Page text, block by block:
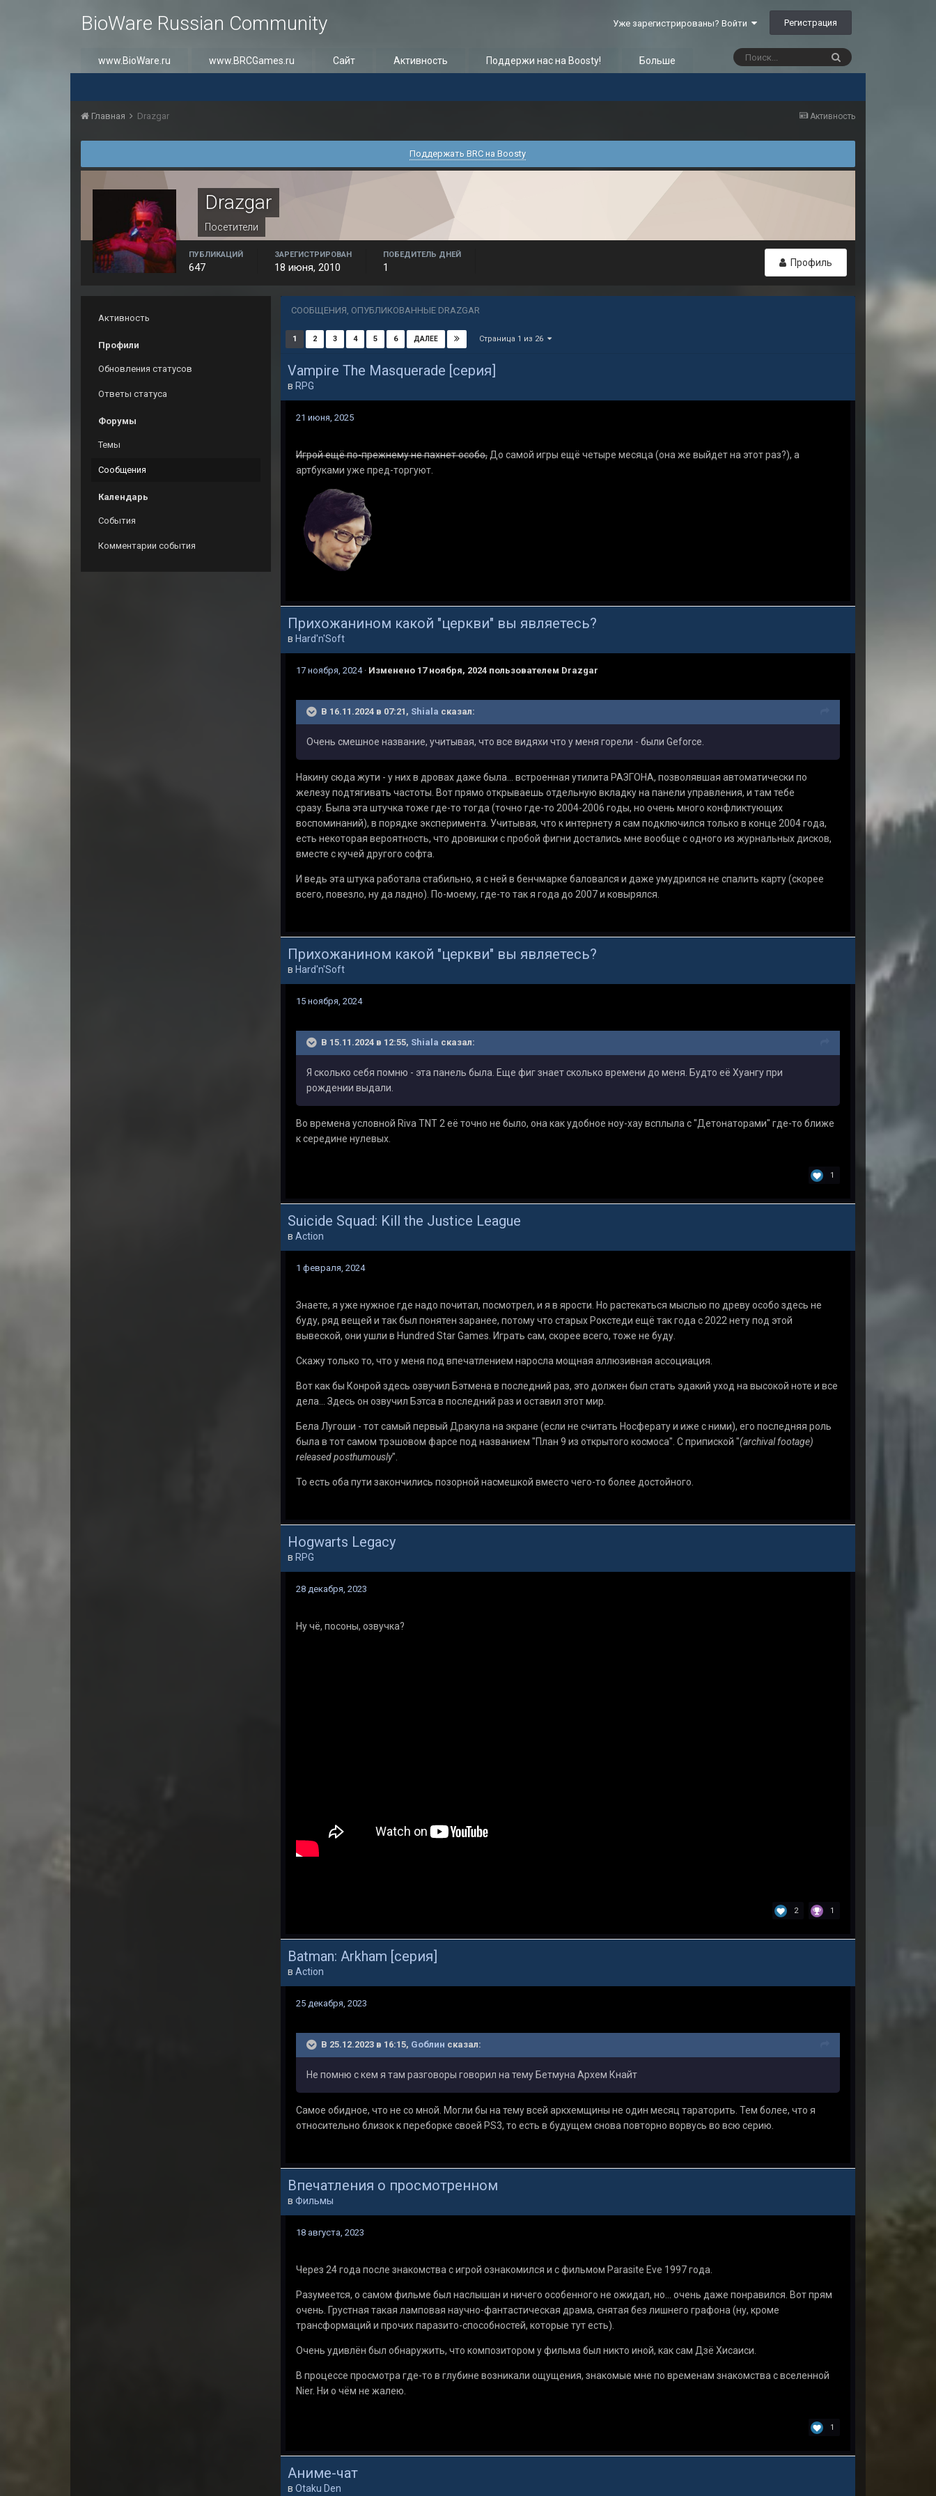
BioWare Russian Community Уже зарегистрированы? Войти Регистрация
www.BioWare.ru www.BRCGames.ru Сайт Активность Поддержи нас на Boosty! Больше
Активность
Главная Drazgar
Поддержать BRC на Boosty
Drazgar
Посетители
Профиль
ПУБЛИКАЦИЙ
647
ЗАРЕГИСТРИРОВАН
18 июня, 2010
ПОБЕДИТЕЛЬ ДНЕЙ
1
Активность
Профили
Обновления статусов
Ответы статуса
Форумы
Темы
Сообщения
Календарь
События
Комментарии события
СООБЩЕНИЯ, ОПУБЛИКОВАННЫЕ DRAZGAR
1 2 3 4 5 6 ДАЛЕЕ Страница 1 из 26
Vampire The Masquerade [серия]
в RPG
21 июня, 2025
Игрой ещё по-прежнему не пахнет особо,До самой игры ещё четыре месяца (она же выйдет на этот раз?), а
артбуками уже пред-торгуют.
Прихожанином какой "церкви" вы являетесь?
в Hard'n'Soft
17 ноября, 2024· Изменено 17 ноября, 2024пользователем Drazgar
В 16.11.2024 в 07:21, Shiala сказал:
Очень смешное название, учитывая, что все видяхи что у меня горели - были Geforce.
Накину сюда жути - у них в дровах даже была... встроенная утилита РАЗГОНА, позволявшая автоматически по
железу подтягивать частоты. Вот прямо открываешь отдельную вкладку на панели управления, и там тебе
сразу. Была эта штучка тоже где-то тогда (точно где-то 2004-2006 годы, но очень много конфликтующих
воспоминаний), в порядке эксперимента. Учитывая, что к интернету я сам подключился только в конце 2004 года,
есть некоторая вероятность, что дровишки с пробой фигни достались мне вообще с одного из журнальных дисков,
вместе с кучей другого софта.
И ведь эта штука работала стабильно, я с ней в бенчмарке баловался и даже умудрился не спалить карту (скорее
всего, повезло, ну да ладно). По-моему, где-то так я года до 2007 и ковырялся.
Прихожанином какой "церкви" вы являетесь?
в Hard'n'Soft
15 ноября, 2024
В 15.11.2024 в 12:55, Shiala сказал:
Я сколько себя помню - эта панель была. Еще фиг знает сколько времени до меня. Будто её Хуангу при
рождении выдали.
Во времена условной Riva TNT 2 её точно не было, она как удобное ноу-хау всплыла с "Детонаторами" где-то ближе
к середине нулевых.
1
Suicide Squad: Kill the Justice League
в Action
1 февраля, 2024
Знаете, я уже нужное где надо почитал, посмотрел, и я в ярости. Но растекаться мыслью по древу особо здесь не
буду, ряд вещей и так был понятен заранее, потому что старых Рокстеди ещё так года с 2022 нету под этой
вывеской, они ушли в Hundred Star Games. Играть сам, скорее всего, тоже не буду.
Скажу только то, что у меня под впечатлением наросла мощная аллюзивная ассоциация.
Вот как бы Конрой здесь озвучил Бэтмена в последний раз, это должен был стать эдакий уход на высокой ноте и все
дела... Здесь он озвучил Бэтса в последний раз и оставил этот мир.
Бела Лугоши - тот самый первый Дракула на экране (если не считать Носферату и иже с ними), его последняя роль
была в тот самом трэшовом фарсе под названием "План 9 из открытого космоса". С припиской "(archival footage)
released posthumously".
То есть оба пути закончились позорной насмешкой вместо чего-то более достойного.
Hogwarts Legacy
в RPG
28 декабря, 2023
Ну чё, посоны, озвучка?
2 1
Batman: Arkham [серия]
в Action
25 декабря, 2023
В 25.12.2023 в 16:15, Gоблин сказал:
Не помню с кем я там разговоры говорил на тему Бетмуна Архем Кнайт
Самое обидное, что не со мной. Могли бы на тему всей аркхемщины не один месяц тараторить. Тем более, что я
относительно близок к переборке своей PS3, то есть в будущем снова повторно ворвусь во всю серию.
Впечатления о просмотренном
в Фильмы
18 августа, 2023
Через 24 года после знакомства с игрой ознакомился и с фильмом Parasite Eve 1997 года.
Разумеется, о самом фильме был наслышан и ничего особенного не ожидал, но... очень даже понравился. Вот прям
очень. Грустная такая ламповая научно-фантастическая драма, снятая без лишнего графона (ну, кроме
трансформаций и прочих паразито-способностей, которые тут есть).
Очень удивлён был обнаружить, что композитором у фильма был никто иной, как сам Дзё Хисаиси.
В процессе просмотра где-то в глубине возникали ощущения, знакомые мне по временам знакомства с вселенной
Nier. Ни о чём не жалею.
1
Аниме-чат
в Otaku Den